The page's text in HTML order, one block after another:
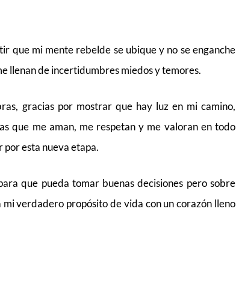
que mi mente rebelde se ubique y no se enganche
llenan de incertidumbres miedos y temores.
gracias por mostrar que hay luz en mi camino,
que me aman, me respetan y me valoran en todo
esta nueva etapa.
que pueda tomar buenas decisiones pero sobre
verdadero propósito de vida con un corazón lleno